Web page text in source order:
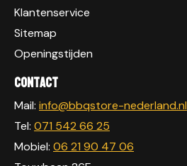
Klantenservice
Sitemap
Openingstijden
Contact
Mail: info@bbqstore-nederland.nl
Tel: 071 542 66 25
Mobiel: 06 21 90 47 06